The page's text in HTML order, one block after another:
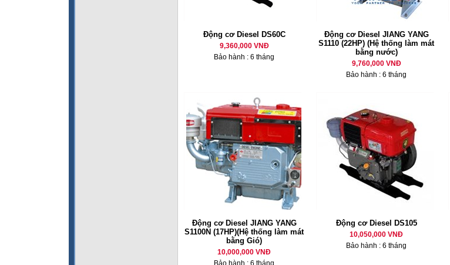
Động cơ Diesel DS60C
9,360,000 VNĐ
Bảo hành : 6 tháng
Động cơ Diesel JIANG YANG
S1110 (22HP) (Hệ thống làm mát
bằng nước)
9,760,000 VNĐ
Bảo hành : 6 tháng
Động cơ Diesel JIANG YANG
S1100N (17HP)(Hệ thống làm mát
bằng Gió)
10,000,000 VNĐ
Bảo hành : 6 tháng
Động cơ Diesel DS105
10,050,000 VNĐ
Bảo hành : 6 tháng